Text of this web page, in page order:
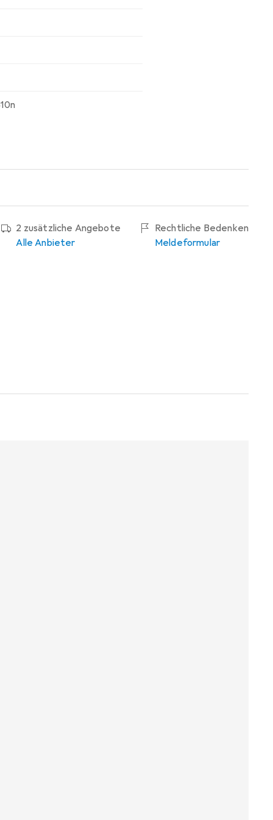
2 zusätzliche Angebote
Alle Anbieter
Rechtliche Bedenken
Meldeformular